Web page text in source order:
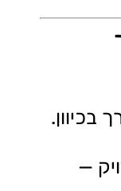
בכיוון.
—